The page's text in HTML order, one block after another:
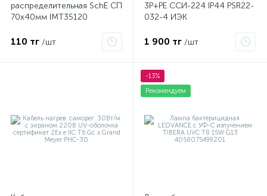
распределительная SchE СП
70х40мм IMT35120
110 тг /шт
3P+PЕ ССИ-224 IP44 PSR22-
032-4 ИЭК
1 900 тг /шт
-13%
Рекомендуем